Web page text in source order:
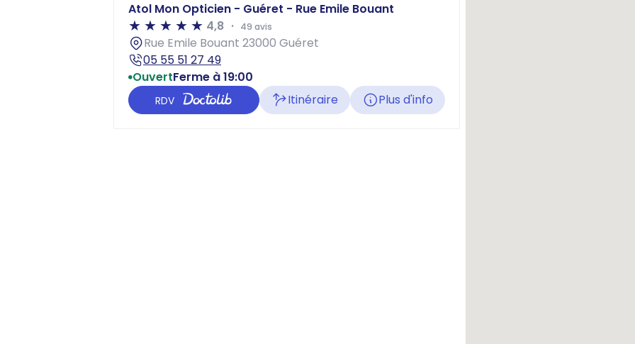
Atol Mon Opticien - Guéret - Rue Emile Bouant
4,8
49 avis
Rue Emile Bouant 23000 Guéret
05 55 51 27 49
OuvertFerme à 19:00
RDV Itinéraire Plus d'info